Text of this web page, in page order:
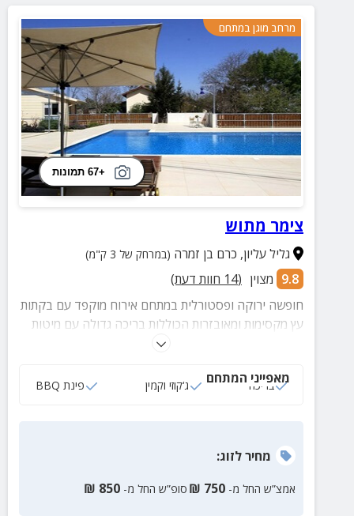
מרחב מוגן במתחם
+67 תמונות
צימר מתוש
גליל עליון, כרם בן זמרה (במרחק של 3 ק"מ)
9.8 מצוין (
14 חוות דעת)
חופשה ירוקה ופסטורלית במתחם אירוח מוקפד עם בקתות
עץ מקסימות ומאובזרות הכוללות בריכה גדולה עם מיטות
שיזוף. בכל צימר תמצאו ג'קוזי זרמים פרטי!
מאפייני המתחם
בריכה ג‘קוזי וקמין פינת BBQ
מחירלזוג:
אמצ”ש החל מ- 750
₪ סופ”ש החל מ- 850
₪